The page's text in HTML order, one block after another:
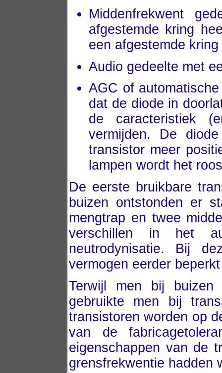
Middenfrekwent
afgestemde kring
een afgestemde
Audio gedeelte met
AGC of
dat de diode in
de caracteristiek
vermijden. De
transistor meer
lampen wordt het
De eerste bruikbare
buizen ontstonden er
mengtrap en twee
verschillen in het
neutrodynisatie. Bij
vermogen eerder
Terwijl men bij
gebruikte men bij
transistoren worden op
van de
eigenschappen van de
grensfrekwentie hadden